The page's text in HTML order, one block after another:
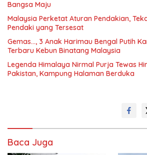
Bangsa Maju
Malaysia Perketat Aturan Pendakian,
Pendaki yang Tersesat
Gemas…, 3 Anak Harimau Bengal Putih
Terbaru Kebun Binatang Malaysia
Legenda Himalaya Nirmal Purja Tewas
Pakistan, Kampung Halaman Berduka
Baca Juga